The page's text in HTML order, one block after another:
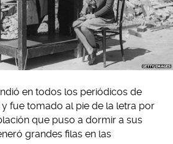
en todos los periódicos de
fue tomado al pie de la letra por
que puso a dormir a sus
grandes filas en las